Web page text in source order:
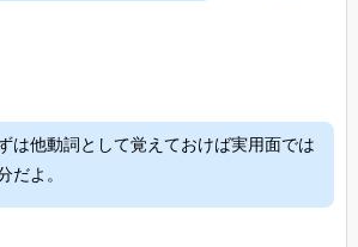
は他動詞として覚えておけば実用面では
だよ。